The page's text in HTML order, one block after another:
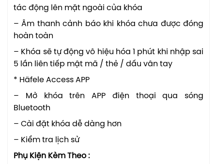
tác động lên mặt ngoài của khóa
– Âm thanh cảnh báo khi khóa chưa được đóng
hoàn toàn
– Khóa sẽ tự động vô hiệu hóa 1 phút khi nhập sai
5 lần liên tiếp mật mã / thẻ / dấu vân tay
* Häfele Access APP
– Mở khóa trên APP điện thoại qua sóng
Bluetooth
– Cài đặt khóa dễ dàng hơn
– Kiểm tra lịch sử
Phụ Kiện Kèm Theo :